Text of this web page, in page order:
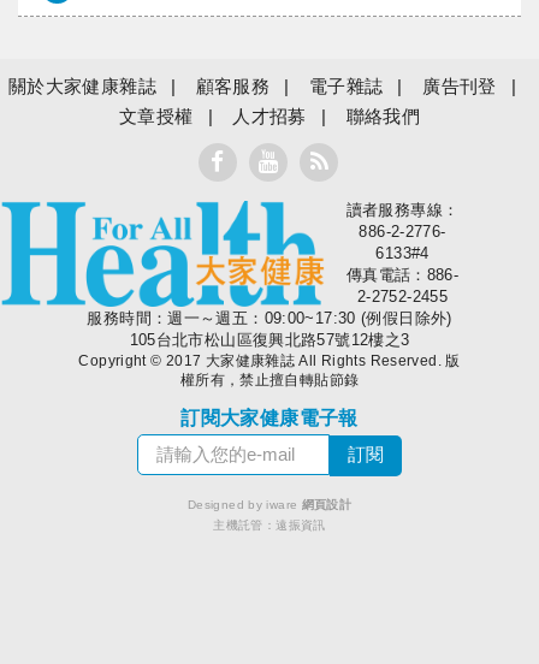
關於大家健康雜誌 顧客服務 電子雜誌
廣告刊登
文章授權
人才招募 聯絡我們
大家健康
讀者服務專線：
886-2-2776-
6133#4
傳真電話：886-
2-2752-2455
服務時間：週一～週五：09:00~17:30 (例假日除外)
105台北市松山區復興北路57號12樓之3
Copyright © 2017 大家健康雜誌 All Rights Reserved. 版
權所有，禁止擅自轉貼節錄
訂閱大家健康電子報
Designed by iware 網頁設計
主機託管：遠振資訊